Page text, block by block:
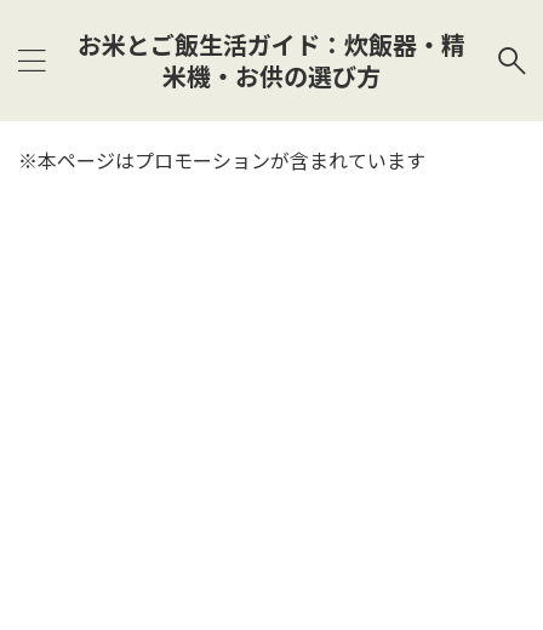
お米とご飯生活ガイド：炊飯器・精
米機・お供の選び方
※本ページはプロモーションが含まれています